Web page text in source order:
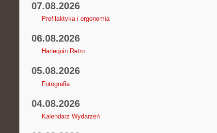
07.08.2026
Profilaktyka i ergonomia
06.08.2026
Harlequin Retro
05.08.2026
Fotografia
04.08.2026
Kalendarz Wydarzeń